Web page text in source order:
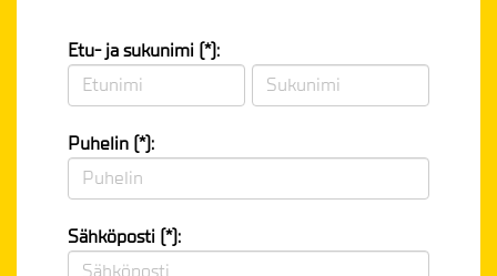
Etu- ja sukunimi (*):
Puhelin (*):
Sähköposti (*):